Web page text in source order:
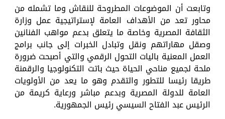
وتابعت أن الموضوعات المطروحة للنقاش وما تشمله من
محاور تعد من الأهداف العامة لإستراتيجية عمل وزارة
الثقافة المصرية وخاصة ما يتعلق بدعم مواهب الفنانين
وصقل مهاراتهم ونقل وتبادل الخبرات إلى جانب برامج
العمل المعنية باليات التحول الرقمي والتي أصبحت ضرورة
ملحة لجميع مناحي الحياة حيث باتت التكنولوجيا والرقمنة
طريقا رئيسا للتطور والتقدم وهو ما يعد من الأولويات
العامة للدولة المصرية وبدعم مباشر ورعاية كريمة من
الرئيس عبد الفتاح السيسي رئيس الجمهورية.